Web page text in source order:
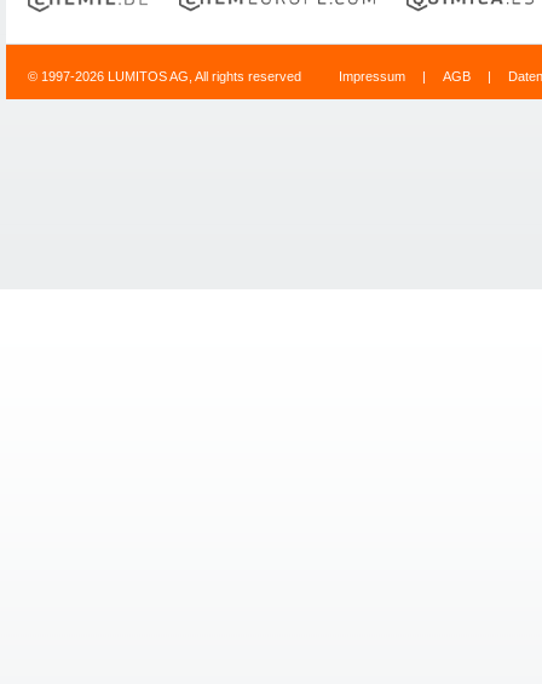
© 1997-2026 LUMITOS AG, All rights reserved Impressum | AGB |